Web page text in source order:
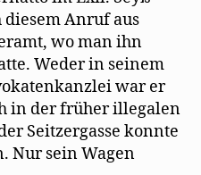
Anruf aus
wo man ihn
Weder in seinem
war er
in der früher illegalen
Seitzergasse konnte
Nur sein Wagen